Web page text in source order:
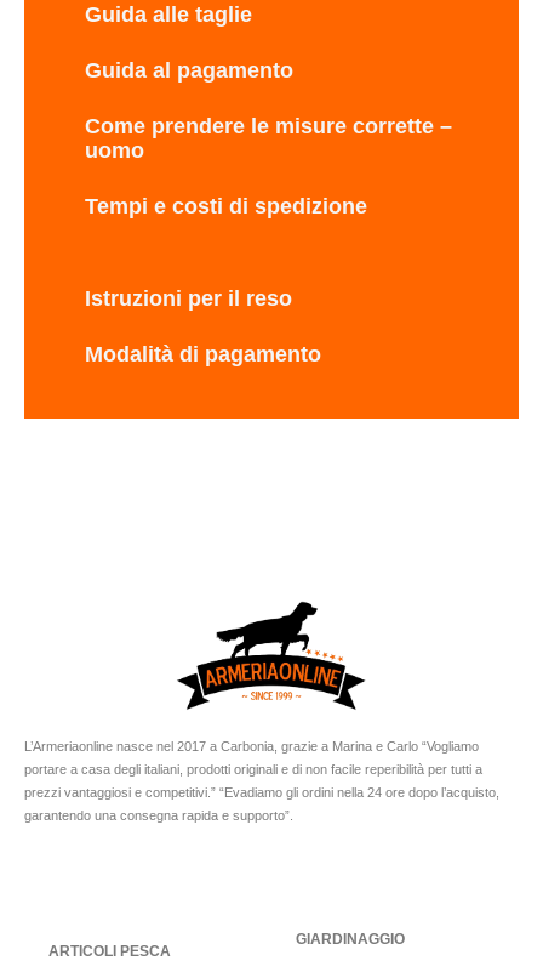
Guida alle taglie
Guida al pagamento
Come prendere le misure corrette –
uomo
Tempi e costi di spedizione
Istruzioni per il reso
Modalità di pagamento
L’Armeriaonline nasce nel 2017 a Carbonia, grazie a Marina e Carlo “Vogliamo
portare a casa degli italiani, prodotti originali e di non facile reperibilità per tutti a
prezzi vantaggiosi e competitivi.” “Evadiamo gli ordini nella 24 ore dopo l’acquisto,
garantendo una consegna rapida e supporto”.
ARTICOLI PESCA
GIARDINAGGIO